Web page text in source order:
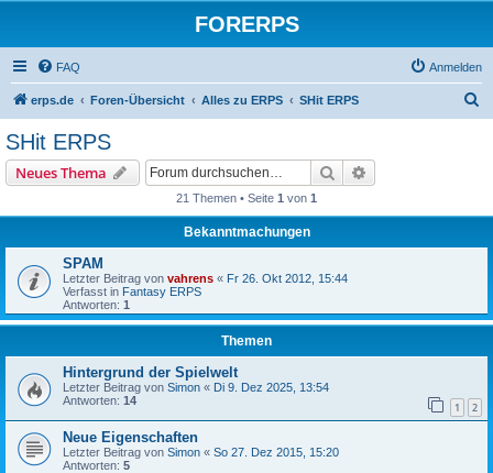
FORERPS
FAQ Anmelden
erps.de Foren-Übersicht Alles zu ERPS SHit ERPS
SHit ERPS
Neues Thema Suche
21 Themen • Seite 1 von 1
Bekanntmachungen
SPAM
Letzter Beitrag von vahrens « Fr 26. Okt 2012, 15:44
Verfasst in Fantasy ERPS
Antworten: 1
Themen
Hintergrund der Spielwelt
Letzter Beitrag von Simon « Di 9. Dez 2025, 13:54
Antworten: 14 1 2
Neue Eigenschaften
Letzter Beitrag von Simon « So 27. Dez 2015, 15:20
Antworten: 5